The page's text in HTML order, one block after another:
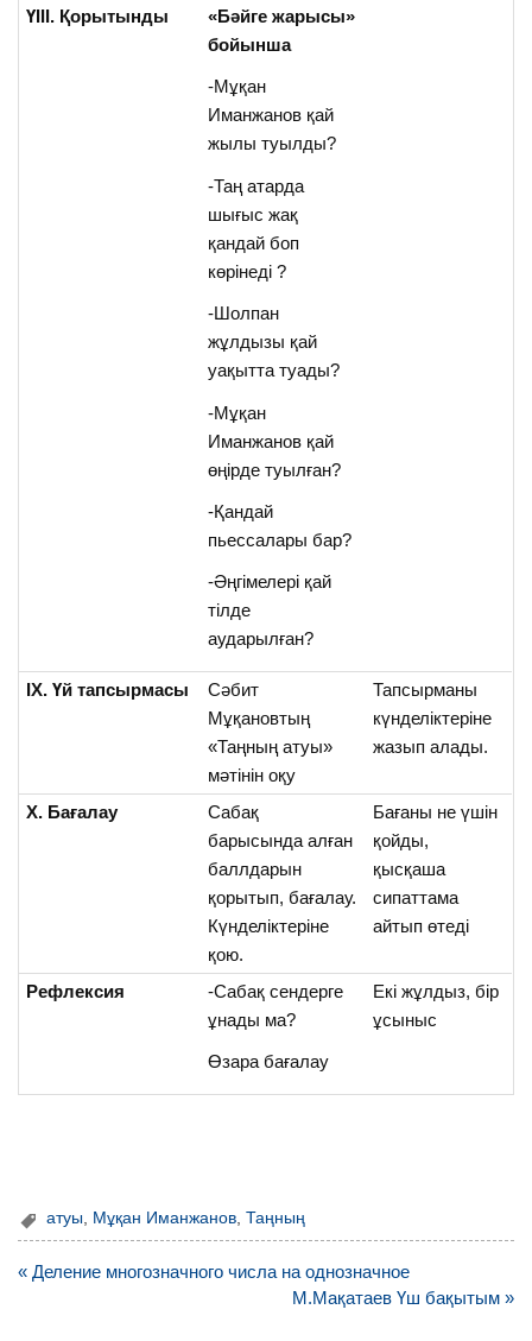
ҮІІІ. Қорытынды
«Бәйге жарысы»
бойынша
-Мұқан
Иманжанов қай
жылы туылды?
-Таң атарда
шығыс жақ
қандай боп
көрінеді ?
-Шолпан
жұлдызы қай
уақытта туады?
-Мұқан
Иманжанов қай
өңірде туылған?
-Қандай
пьессалары бар?
-Әңгімелері қай
тілде
аударылған?
ІХ. Үй тапсырмасы
Сәбит
Мұқановтың
«Таңның атуы»
мәтінін оқу
Тапсырманы
күнделіктеріне
жазып алады.
Х. Бағалау
Сабақ
барысында алған
баллдарын
қорытып, бағалау.
Күнделіктеріне
қою.
Бағаны не үшін
қойды,
қысқаша
сипаттама
айтып өтеді
Рефлексия
-Сабақ сендерге
ұнады ма?
Өзара бағалау
Екі жұлдыз, бір
ұсыныс
атуы, Мұқан Иманжанов,Таңның
Навигация
« Деление многозначного числа на однозначное
М.Мақатаев Үш бақытым »